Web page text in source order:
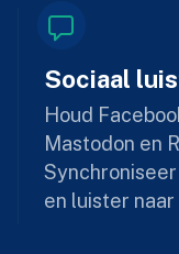
Sociaal
Houd
Mastodon en
en luister